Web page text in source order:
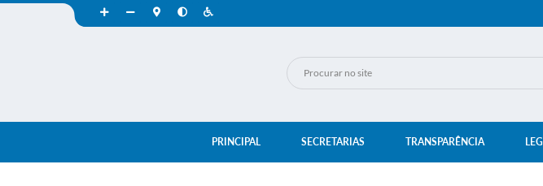
PRINCIPAL SECRETARIAS TRANSPARÊNCIA